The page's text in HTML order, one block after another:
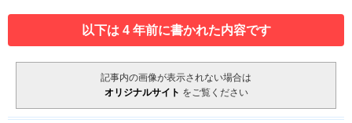
以下は 4 年前に書かれた内容です
記事内の画像が表示されない場合は
オリジナルサイト をご覧ください